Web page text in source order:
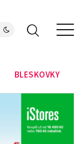
BLESKOVKY